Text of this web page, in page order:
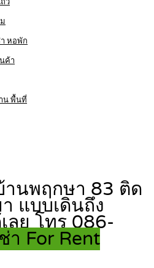
หอพัก
ค้า
น พื้นที่
านพฤกษา 83 ติด
แบบเดินถึง
ลย โทร 086-
า For Rent